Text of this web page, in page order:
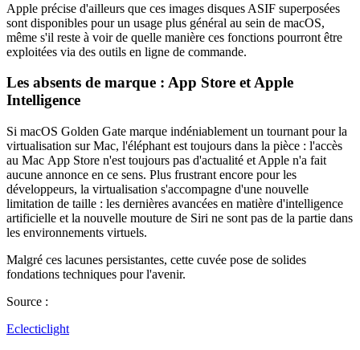
Apple précise d'ailleurs que ces images disques ASIF superposées
sont disponibles pour un usage plus général au sein de macOS,
même s'il reste à voir de quelle manière ces fonctions pourront être
exploitées via des outils en ligne de commande.
Les absents de marque : App Store et Apple
Intelligence
Si macOS Golden Gate marque indéniablement un tournant pour la
virtualisation sur Mac, l'éléphant est toujours dans la pièce : l'accès
au Mac App Store n'est toujours pas d'actualité et Apple n'a fait
aucune annonce en ce sens. Plus frustrant encore pour les
développeurs, la virtualisation s'accompagne d'une nouvelle
limitation de taille : les dernières avancées en matière d'intelligence
artificielle et la nouvelle mouture de Siri ne sont pas de la partie dans
les environnements virtuels.
Malgré ces lacunes persistantes, cette cuvée pose de solides
fondations techniques pour l'avenir.
Source :
Eclecticlight